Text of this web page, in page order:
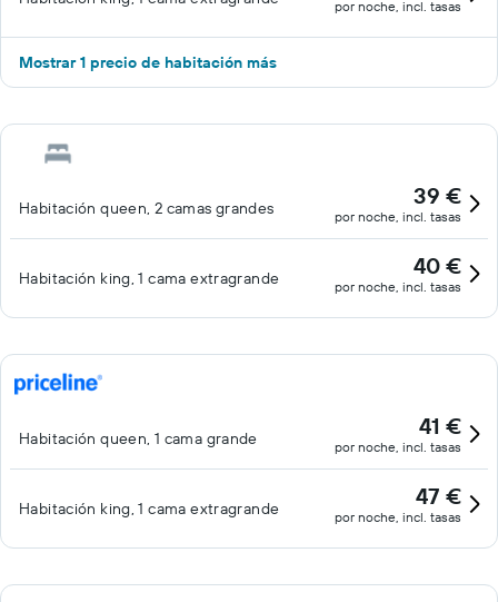
por noche, incl. tasas
Mostrar 1 precio de habitación más
Habitación queen, 2 camas grandes 39 €
por noche, incl. tasas
Habitación king, 1 cama extragrande 40 €
por noche, incl. tasas
Habitación queen, 1 cama grande 41 €
por noche, incl. tasas
Habitación king, 1 cama extragrande 47 €
por noche, incl. tasas